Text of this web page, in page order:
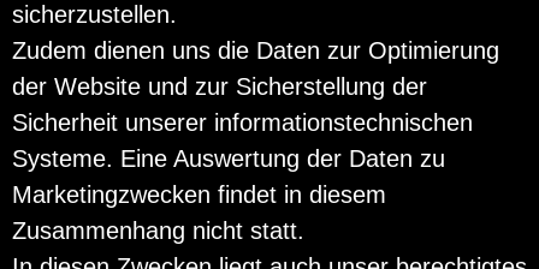
sicherzustellen.
Zudem dienen uns die Daten zur Optimierung
der Website und zur Sicherstellung der
Sicherheit unserer informationstechnischen
Systeme. Eine Auswertung der Daten zu
Marketingzwecken findet in diesem
Zusammenhang nicht statt.